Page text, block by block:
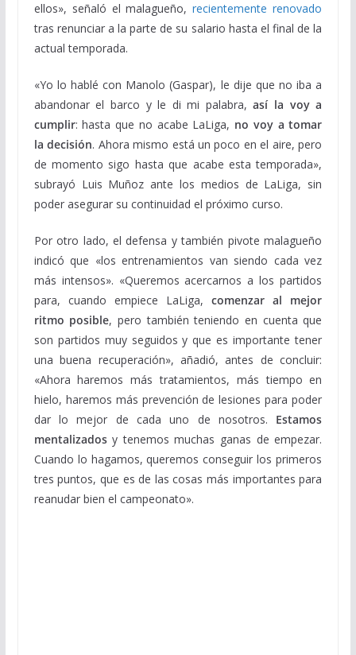
ellos», señaló el malagueño,recientemente renovado
tras renunciar a la parte de su salario hasta el final de la
actual temporada.
«Yo lo hablé con Manolo (Gaspar), le dije que no iba a
abandonar el barco y le di mi palabra,así la voy a
cumplir: hasta que no acabe LaLiga, no voy a tomar
la decisión. Ahora mismo está un poco en el aire, pero
de momento sigo hasta que acabe esta temporada»,
subrayó Luis Muñoz ante los medios de LaLiga, sin
poder asegurar su continuidad el próximo curso.
Por otro lado, el defensa y también pivote malagueño
indicó que «los entrenamientos van siendo cada vez
más intensos». «Queremos acercarnos a los partidos
para, cuando empiece LaLiga,comenzar al mejor
ritmo posible, pero también teniendo en cuenta que
son partidos muy seguidos y que es importante tener
una buena recuperación», añadió, antes de concluir:
«Ahora haremos más tratamientos, más tiempo en
hielo, haremos más prevención de lesiones para poder
dar lo mejor de cada uno de nosotros. Estamos
mentalizadosy tenemos muchas ganas de empezar.
Cuando lo hagamos, queremos conseguir los primeros
tres puntos, que es de las cosas más importantes para
reanudar bien el campeonato».